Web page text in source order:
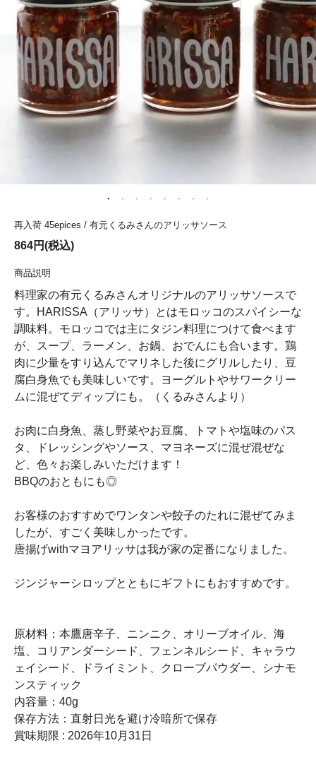
再入荷 45epices / 有元くるみさんのアリッサソース
864円(税込)
商品説明
料理家の有元くるみさんオリジナルのアリッサソースで
す。HARISSA（アリッサ）とはモロッコのスパイシーな
調味料。モロッコでは主にタジン料理につけて食べます
が、スープ、ラーメン、お鍋、おでんにも合います。鶏
肉に少量をすり込んでマリネした後にグリルしたり、豆
腐白身魚でも美味しいです。ヨーグルトやサワークリー
ムに混ぜてディップにも。（くるみさんより）
お肉に白身魚、蒸し野菜やお豆腐、トマトや塩味のパス
タ、ドレッシングやソース、マヨネーズに混ぜ混ぜな
ど、色々お楽しみいただけます！
BBQのおともにも◎
お客様のおすすめでワンタンや餃子のたれに混ぜてみま
したが、すごく美味しかったです。
唐揚げwithマヨアリッサは我が家の定番になりました。
ジンジャーシロップとともにギフトにもおすすめです。
原材料：本鷹唐辛子、ニンニク、オリーブオイル、海
塩、コリアンダーシード、フェンネルシード、キャラウ
ェイシード、ドライミント、クローブパウダー、シナモ
ンスティック
内容量：40g
保存方法：直射日光を避け冷暗所で保存
賞味期限 : 2026年10月31日